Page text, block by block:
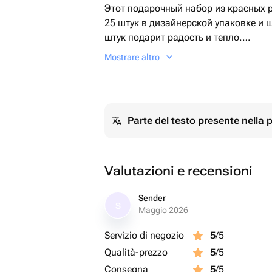
Этот подарочный набор из красных
25 штук в дизайнерской упаковке
штук подарит радость и тепло.
Особенности: - Упаковка: стильная
настроение Повод: Новый год,
системе: под каждый заказ цветы
карточке товара. Перед передачей
соответствие размерам в карточке
мягкие игрушки;
Mostrare altro
Parte del testo presente
Valutazioni e recensioni
Sender
Maggio 2026
Servizio di negozio 5/5
Qualità-prezzo
5/5
Consegna
5/5